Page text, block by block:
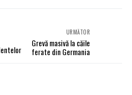
URMĂTOR
Grevă masivă la căile
ferate din Germania